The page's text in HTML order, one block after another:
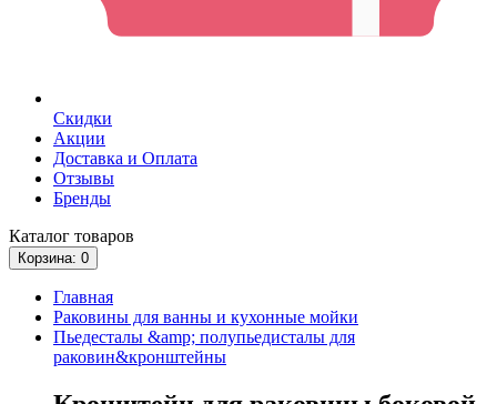
Скидки
Акции
Доставка и Оплата
Отзывы
Бренды
Каталог товаров
Корзина: 0
Главная
Раковины для ванны и кухонные мойки
Пьедесталы &amp; полупьедисталы для
раковин&кронштейны